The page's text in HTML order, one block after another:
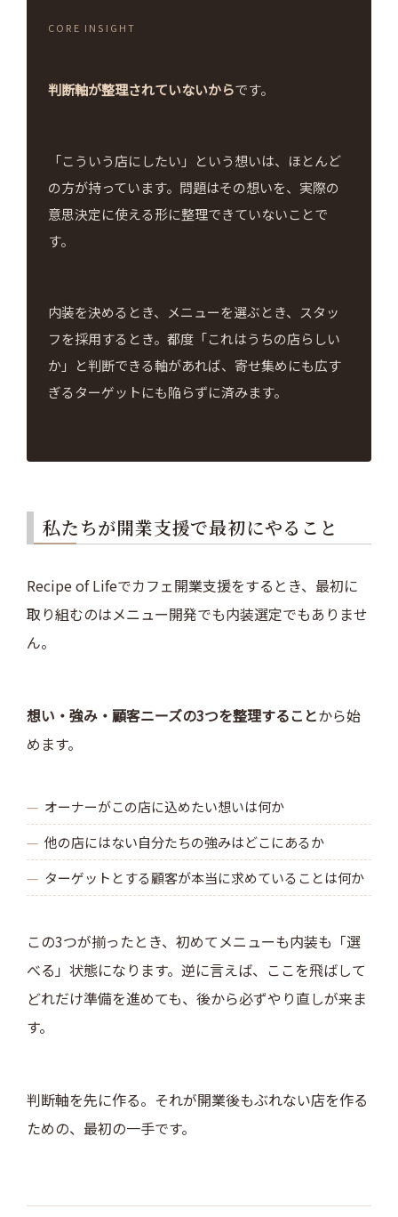
CORE INSIGHT
判断軸が整理されていないからです。
「こういう店にしたい」という想いは、ほとんど
の方が持っています。問題はその想いを、実際の
意思決定に使える形に整理できていないことで
す。
内装を決めるとき、メニューを選ぶとき、スタッ
フを採用するとき。都度「これはうちの店らしい
か」と判断できる軸があれば、寄せ集めにも広す
ぎるターゲットにも陥らずに済みます。
私たちが開業支援で最初にやること
Recipe of Lifeでカフェ開業支援をするとき、最初に
取り組むのはメニュー開発でも内装選定でもありませ
ん。
想い・強み・顧客ニーズの3つを整理することから始
めます。
オーナーがこの店に込めたい想いは何か
他の店にはない自分たちの強みはどこにあるか
ターゲットとする顧客が本当に求めていることは何か
この3つが揃ったとき、初めてメニューも内装も「選
べる」状態になります。逆に言えば、ここを飛ばして
どれだけ準備を進めても、後から必ずやり直しが来ま
す。
判断軸を先に作る。それが開業後もぶれない店を作る
ための、最初の一手です。